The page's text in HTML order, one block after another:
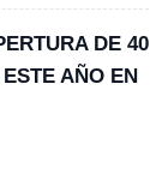
DE 40
AÑO EN